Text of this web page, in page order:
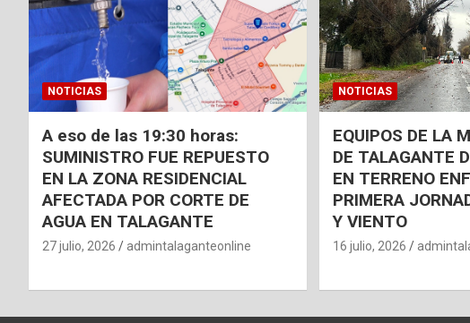
NOTICIAS
A eso de las 19:30 horas:
SUMINISTRO FUE REPUESTO
EN LA ZONA RESIDENCIAL
AFECTADA POR CORTE DE
AGUA EN TALAGANTE
27 julio, 2026 admintalaganteonline
NOTICIAS
EQUIPOS DE LA
DE TALAGANTE
EN TERRENO
PRIMERA
Y VIENTO
16 julio, 2026